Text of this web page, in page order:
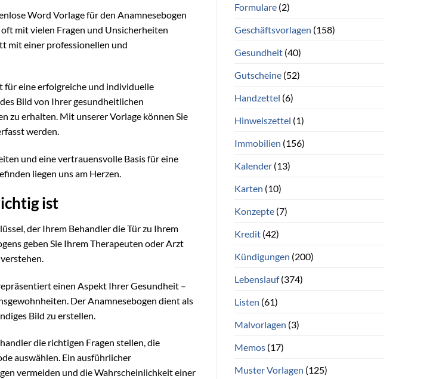
Word Vorlage für den Anamnesebogen
mit vielen Fragen und Unsicherheiten
mit einer professionellen und
für eine erfolgreiche und individuelle
Bild von Ihrer gesundheitlichen
zu erhalten. Mit unserer Vorlage können Sie
werden.
und eine vertrauensvolle Basis für eine
liegen uns am Herzen.
ist
der Ihrem Behandler die Tür zu Ihrem
geben Sie Ihrem Therapeuten oder Arzt
einen Aspekt Ihrer Gesundheit –
Der Anamnesebogen dient als
Bild zu erstellen.
die richtigen Fragen stellen, die
auswählen. Ein ausführlicher
vermeiden und die Wahrscheinlichkeit einer
Formulare(2)
Geschäftsvorlagen (158)
Gesundheit(40)
Gutscheine(52)
Handzettel (6)
Hinweiszettel (1)
Immobilien (156)
Kalender(13)
Karten (10)
Konzepte(7)
Kredit(42)
Kündigungen (200)
Lebenslauf(374)
Listen (61)
Malvorlagen (3)
Memos(17)
Muster Vorlagen (125)